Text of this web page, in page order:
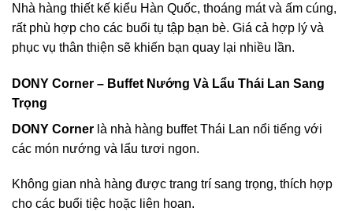
Nhà hàng thiết kế kiểu Hàn Quốc, thoáng mát và ấm cúng,
rất phù hợp cho các buổi tụ tập bạn bè. Giá cả hợp lý và
phục vụ thân thiện sẽ khiến bạn quay lại nhiều lần.
DONY Corner – Buffet Nướng Và Lẩu Thái Lan Sang
Trọng
DONY Corner là nhà hàng buffet Thái Lan nổi tiếng với
các món nướng và lẩu tươi ngon.
Không gian nhà hàng được trang trí sang trọng, thích hợp
cho các buổi tiệc hoặc liên hoan.